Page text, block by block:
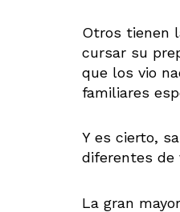
Otros tienen
cursar su
que los vio
familiares
Y es cierto,
diferentes de
La gran